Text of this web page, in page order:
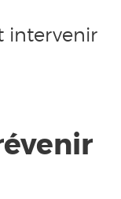
intervenir